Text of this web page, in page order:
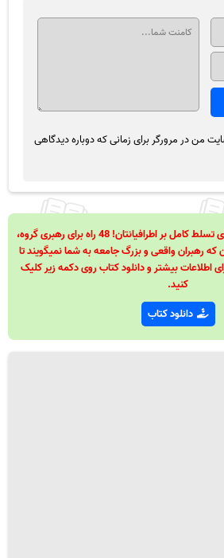
من در مرورگر برای زمانی که دوباره دیدگاهی
48 قانون قدرت! 48 فرمول برای تسلط کامل بر اطرافیانتان! 48 راه برای رهبری گروه،
دستانتان! 48 قانون که رهبران واقعی و بزرگ جامعه به شما نمیگویند تا
اطلاعات بیشتر و دانلود کتاب روی دکمه زیر کلیک
کنید.
دانلود کتاب